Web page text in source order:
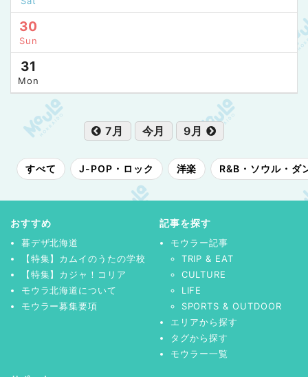
30
Sun
31
Mon
7月 今月 9月
すべて J-POP・ロック 洋楽 R&B・ソウル・ダ
おすすめ
暮デザ北海道
【特集】カムイのうたの学校
【特集】カジャ！コリア
モウラ北海道について
モウラー募集要項
記事を探す
モウラー記事
TRIP & EAT
CULTURE
LIFE
SPORTS & OUTDOOR
エリアから探す
タグから探す
モウラー一覧